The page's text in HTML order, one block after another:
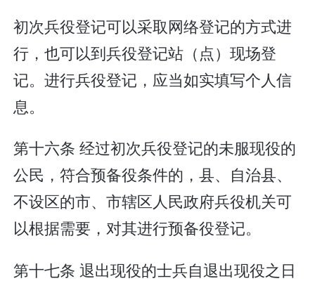
初次兵役登记可以采取网络登记的方式进
行，也可以到兵役登记站（点）现场登
记。进行兵役登记，应当如实填写个人信
息。
第十六条 经过初次兵役登记的未服现役的
公民，符合预备役条件的，县、自治县、
不设区的市、市辖区人民政府兵役机关可
以根据需要，对其进行预备役登记。
第十七条 退出现役的士兵自退出现役之日